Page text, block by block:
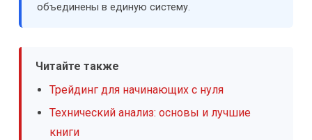
объединены в единую систему.
Читайте также
Трейдинг для начинающих с нуля
Технический анализ: основы и лучшие
книги